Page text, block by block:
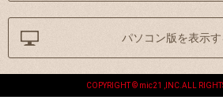
パソコン版を表示す
COPYRIGHT © mic21 ,INC.ALL RIGHTS